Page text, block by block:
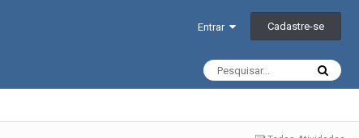
Entrar Cadastre-se